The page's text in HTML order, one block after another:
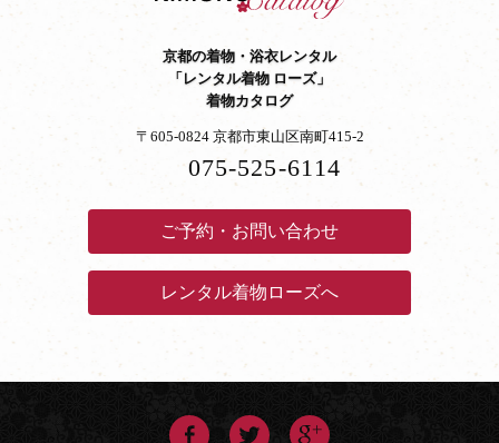
京都の着物・浴衣レンタル
「レンタル着物 ローズ」
着物カタログ
〒605-0824 京都市東山区南町415-2
075-525-6114
ご予約・お問い合わせ
レンタル着物ローズへ